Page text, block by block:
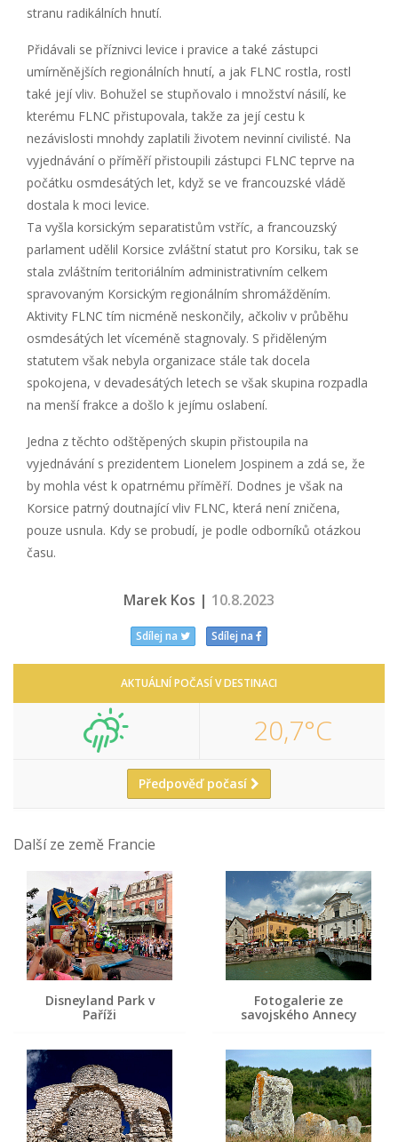
stranu radikálních hnutí.
Přidávali se příznivci levice i pravice a také zástupci
umírněnějších regionálních hnutí, a jak FLNC rostla, rostl
také její vliv. Bohužel se stupňovalo i množství násilí, ke
kterému FLNC přistupovala, takže za její cestu k
nezávislosti mnohdy zaplatili životem nevinní civilisté. Na
vyjednávání o příměří přistoupili zástupci FLNC teprve na
počátku osmdesátých let, když se ve francouzské vládě
dostala k moci levice.
Ta vyšla korsickým separatistům vstříc, a francouzský
parlament udělil Korsice zvláštní statut pro Korsiku, tak se
stala zvláštním teritoriálním administrativním celkem
spravovaným Korsickým regionálním shromážděním.
Aktivity FLNC tím nicméně neskončily, ačkoliv v průběhu
osmdesátých let víceméně stagnovaly. S přiděleným
statutem však nebyla organizace stále tak docela
spokojena, v devadesátých letech se však skupina rozpadla
na menší frakce a došlo k jejímu oslabení.
Jedna z těchto odštěpených skupin přistoupila na
vyjednávání s prezidentem Lionelem Jospinem a zdá se, že
by mohla vést k opatrnému příměří. Dodnes je však na
Korsice patrný doutnající vliv FLNC, která není zničena,
pouze usnula. Kdy se probudí, je podle odborníků otázkou
času.
Marek Kos | 10.8.2023
Sdílej na Sdílej na
AKTUÁLNÍ POČASÍ V DESTINACI
20,7°C
Předpověď počasí
Další ze země Francie
Disneyland Park v
Paříži
Fotogalerie ze
savojského Annecy